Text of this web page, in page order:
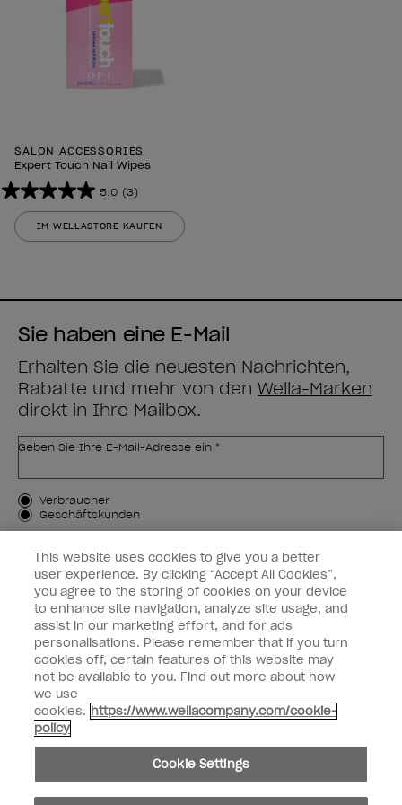
SALON ACCESSORIES
Expert Touch Nail Wipes
5.0 (3)
5.0
von
5
Bewertungen
IM WELLASTORE KAUFEN
Sie haben eine E-Mail
Erhalten Sie die neuesten Nachrichten,
Rabatte und mehr von den Wella-Marken
direkt in Ihre Mailbox.
Geben Sie Ihre E-Mail-Adresse ein *
Kundenart
Verbraucher
Geschäftskunden
MICH ANMELDEN
Kundeninformationen
OPI & Sie
instagramfacebook
Copyright 2026, Wella Operations US LLC. Alle Rechte vorbehalten.
This website uses cookies to give you a better
user experience. By clicking “Accept All Cookies”,
you agree to the storing of cookies on your device
to enhance site navigation, analyze site usage, and
assist in our marketing effort, and for ads
personalisations. Please remember that if you turn
cookies off, certain features of this website may
not be available to you. Find out more about how
we use
cookies. https://www.wellacompany.com/cookie-
policy
Cookie Settings